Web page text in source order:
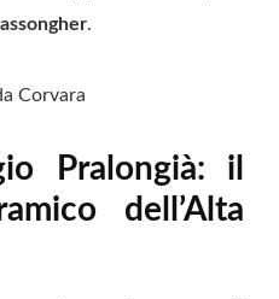
.
Pralongià: il
dell’Alta